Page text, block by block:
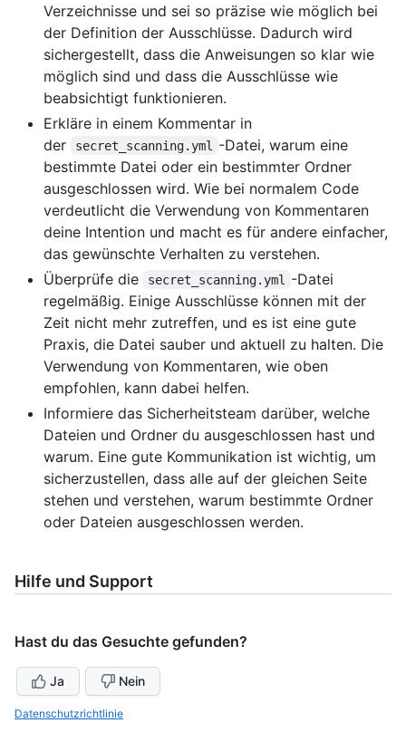
Verzeichnisse und sei so präzise wie möglich bei
der Definition der Ausschlüsse. Dadurch wird
sichergestellt, dass die Anweisungen so klar wie
möglich sind und dass die Ausschlüsse wie
beabsichtigt funktionieren.
Erkläre in einem Kommentar in
der
secret_scanning.yml
-Datei, warum eine
bestimmte Datei oder ein bestimmter Ordner
ausgeschlossen wird. Wie bei normalem Code
verdeutlicht die Verwendung von Kommentaren
deine Intention und macht es für andere einfacher,
das gewünschte Verhalten zu verstehen.
Überprüfe die
secret_scanning.yml
-Datei
regelmäßig. Einige Ausschlüsse können mit der
Zeit nicht mehr zutreffen, und es ist eine gute
Praxis, die Datei sauber und aktuell zu halten. Die
Verwendung von Kommentaren, wie oben
empfohlen, kann dabei helfen.
Informiere das Sicherheitsteam darüber, welche
Dateien und Ordner du ausgeschlossen hast und
warum. Eine gute Kommunikation ist wichtig, um
sicherzustellen, dass alle auf der gleichen Seite
stehen und verstehen, warum bestimmte Ordner
oder Dateien ausgeschlossen werden.
Hilfe und Support
Hast du das Gesuchte gefunden?
Ja Nein
Datenschutzrichtlinie